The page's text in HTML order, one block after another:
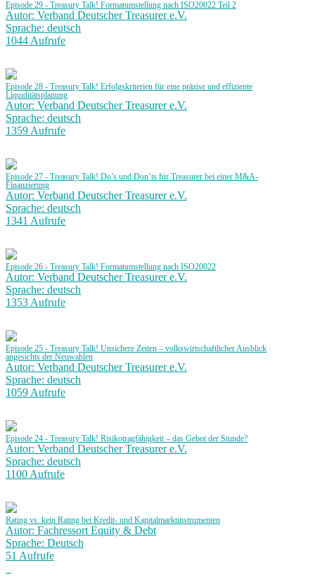
Episode 29 - Treasury Talk! Formatumstellung nach ISO20022 Teil 2
Autor: Verband Deutscher Treasurer e.V.
Sprache: deutsch
1044 Aufrufe
Episode 28 - Treasury Talk! Erfolgskriterien für eine präzise und effiziente
Liquiditätsplanung
Autor: Verband Deutscher Treasurer e.V.
Sprache: deutsch
1359 Aufrufe
Episode 27 - Treasury Talk! Do’s und Don’ts für Treasurer bei einer M&A-
Finanzierung
Autor: Verband Deutscher Treasurer e.V.
Sprache: deutsch
1341 Aufrufe
Episode 26 - Treasury Talk! Formatumstellung nach ISO20022
Autor: Verband Deutscher Treasurer e.V.
Sprache: deutsch
1353 Aufrufe
Episode 25 - Treasury Talk! Unsichere Zeiten – volkswirtschaftlicher Ausblick
angesichts der Neuwahlen
Autor: Verband Deutscher Treasurer e.V.
Sprache: deutsch
1059 Aufrufe
Episode 24 - Treasury Talk! Risikotragfähigkeit – das Gebot der Stunde?
Autor: Verband Deutscher Treasurer e.V.
Sprache: deutsch
1100 Aufrufe
Rating vs. kein Rating bei Kredit- und Kapitalmarktinstrumenten
Autor: Fachressort Equity & Debt
Sprache: Deutsch
51 Aufrufe